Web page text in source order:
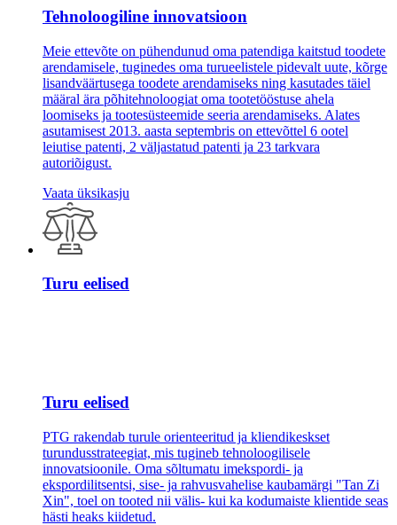
Tehnoloogiline innovatsioon
Meie ettevõte on pühendunud oma patendiga kaitstud toodete
arendamisele, tuginedes oma turueelistele pidevalt uute, kõrge
lisandväärtusega toodete arendamiseks ning kasutades täiel
määral ära põhitehnoloogiat oma tootetööstuse ahela
loomiseks ja tootesüsteemide seeria arendamiseks. Alates
asutamisest 2013. aasta septembris on ettevõttel 6 ootel
leiutise patenti, 2 väljastatud patenti ja 23 tarkvara
autoriõigust.
Vaata üksikasju
Turu eelised
Turu eelised
PTG rakendab turule orienteeritud ja kliendikeskset
turundusstrateegiat, mis tugineb tehnoloogilisele
innovatsioonile. Oma sõltumatu imekspordi- ja
ekspordilitsentsi, sise- ja rahvusvahelise kaubamärgi "Tan Zi
Xin", toel on tooted nii välis- kui ka kodumaiste klientide seas
hästi heaks kiidetud.